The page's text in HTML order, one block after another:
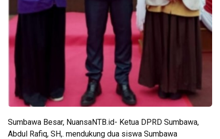
Sumbawa Besar, NuansaNTB.id- Ketua DPRD Sumbawa,
Abdul Rafiq, SH,. mendukung dua siswa Sumbawa